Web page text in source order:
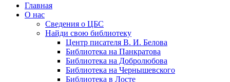
Главная
О нас
Сведения о ЦБС
Найди свою библиотеку
Центр писателя В. И. Белова
Библиотека на Панкратова
Библиотека на Добролюбова
Библиотека на Чернышевского
Библиотека в Лосте